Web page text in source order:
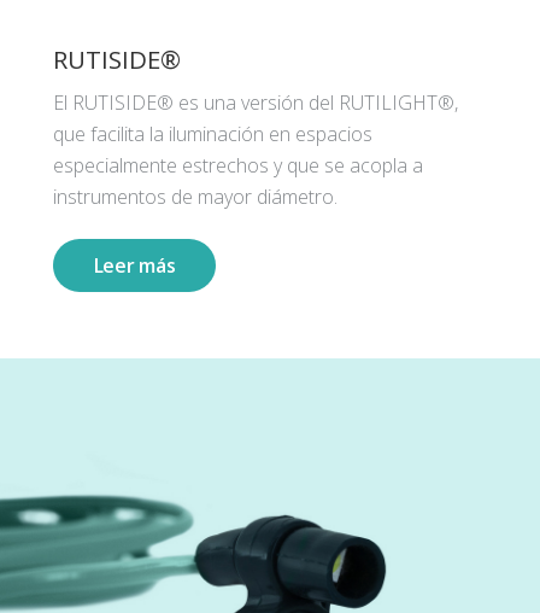
RUTISIDE®
El RUTISIDE® es una versión del RUTILIGHT®,
que facilita la iluminación en espacios
especialmente estrechos y que se acopla a
instrumentos de mayor diámetro.
Leer más